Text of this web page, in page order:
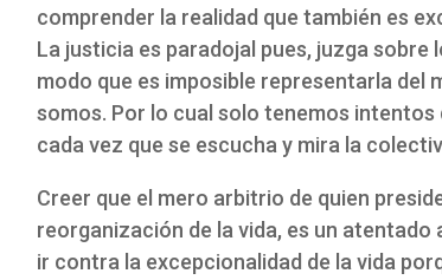
comprender la realidad que también es
La justicia es paradojal pues, juzga sobre
modo que es imposible representarla del
somos. Por lo cual solo tenemos
cada vez que se escucha y mira la
Creer que el mero arbitrio de quien
reorganización de la vida, es un
ir contra la excepcionalidad de la vida